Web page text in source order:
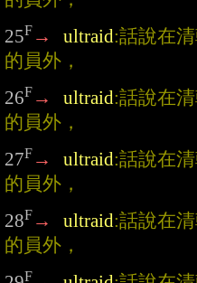
25F → ultraid:話說在
的員外，
26F → ultraid:話說在
的員外，
27F → ultraid:話說在
的員外，
28F → ultraid:話說在
的員外，
F